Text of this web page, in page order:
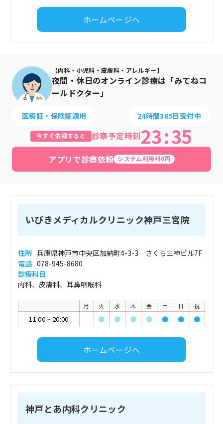
ホームページへ
【内科・小児科・皮膚科・アレルギー】
夜間・休日のオンライン診療は「みてねコ
ールドクター」
医療証・保険証適用 24時間365日受付中
今すぐ依頼すると 診察予定時刻23:35
アプリで診察依頼 システム利用料0円
いびきメディカルクリニック神戸三宮院
住所 兵庫県神戸市中央区加納町4-3-3 さくら三神ビル7F
電話 078-945-8680
診療科目
内科、皮膚科、耳鼻咽喉科
月 火 水 木 金 土 日 祝
11:00~ 20:00 ● ● ● ● ● ● ●
ホームページへ
神戸とあ内科クリニック